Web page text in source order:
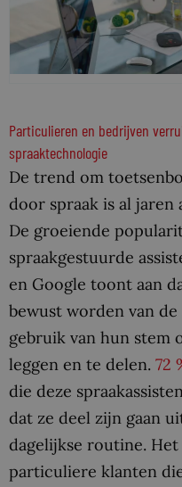
Particulieren en bedrijven
spraaktechnologie
De trend om
door spraak is al jaren
De groeiende
spraakgestuurde
en Google toont aan
bewust worden van
gebruik van hun stem
leggen en te delen. 72
die deze
dat ze deel zijn gaan
dagelijkse routine.
particuliere klanten